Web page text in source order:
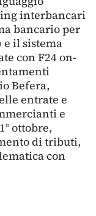
interbancari
bancario per
e il sistema
con F24 on-
Befera,
entrate e
e
ottobre,
di tributi,
con